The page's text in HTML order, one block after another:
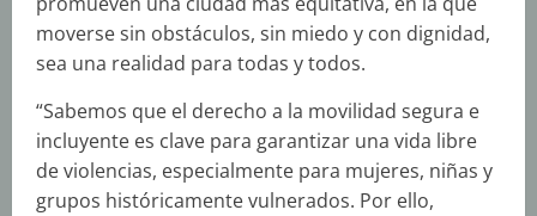
moverse sin obstáculos, sin miedo y con dignidad,
sea una realidad para todas y todos.
“Sabemos que el derecho a la movilidad segura e
incluyente es clave para garantizar una vida libre
de violencias, especialmente para mujeres, niñas y
grupos históricamente vulnerados. Por ello,